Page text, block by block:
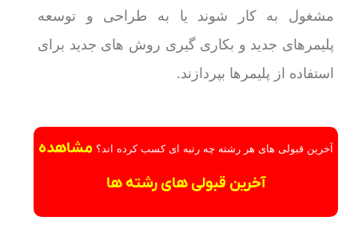
مشغول به کار شوند یا به طراحی و توسعه
پلیمرهای جدید و بکاری گیری روش های جدید برای
استفاده از پلیمرها بپردازند.
آخرین قبولی های هر رشته چه رتبه ای کسب کرده اند؟ مشاهده
آخرین قبولی های رشته ها